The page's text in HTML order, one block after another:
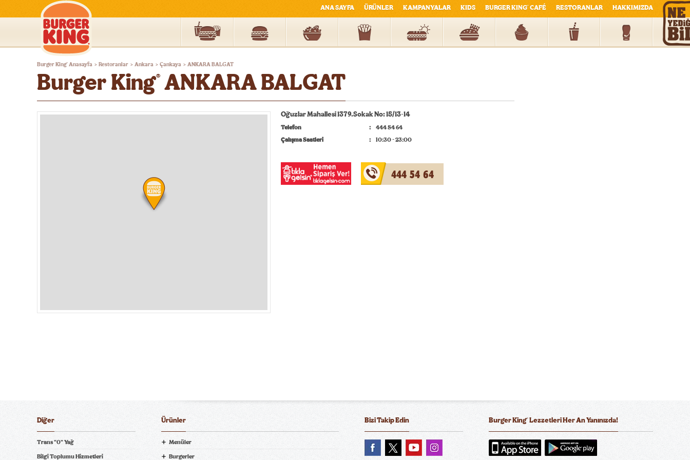
Burger
Türkiye
ANA SAYFA ÜRÜNLER KAMPANYALAR KIDS BURGER KING® CAFÉ RESTORANLAR HAKKIMIZDA
Burger King® Anasayfa > Restoranlar > Ankara > Çankaya > ANKARA BALGAT
Burger King® ANKARA BALGAT
Oğuzlar Mahallesi 1379.Sokak No: 15/13-14
Telefon
444 54 64
Çalışma Saatleri
10:30 - 23:00
444 54 64
Burger King® Lezzetleri Her An Yanınızda!
Bizi Takip Edin
Ürünler
Menüler
Burgerler
Diğer
Trans "0" Yağ
Bilgi Toplumu Hizmetleri